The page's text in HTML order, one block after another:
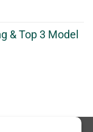
& Top 3 Model